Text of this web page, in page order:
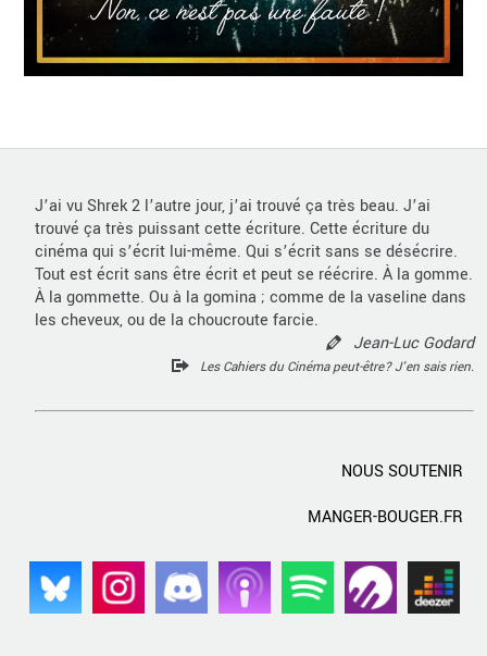
J’ai vu Shrek 2 l’autre jour, j’ai trouvé ça très beau. J’ai
trouvé ça très puissant cette écriture. Cette écriture du
cinéma qui s’écrit lui-même. Qui s’écrit sans se désécrire.
Tout est écrit sans être écrit et peut se réécrire. À la gomme.
À la gommette. Ou à la gomina ; comme de la vaseline dans
les cheveux, ou de la choucroute farcie.
Jean-Luc Godard
Les Cahiers du Cinéma peut-être? J'en sais rien.
NOUS SOUTENIR
MANGER-BOUGER.FR